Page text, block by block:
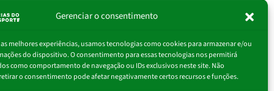
Gerenciar o consentimento
melhores experiências, usamos tecnologias como cookies para armazenar e/ou
do dispositivo. O consentimento para essas tecnologias nos permitirá
como comportamento de navegação ou IDs exclusivos neste site. Não
o consentimento pode afetar negativamente certos recursos e funções.
Assinar